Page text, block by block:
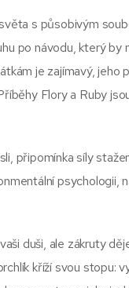
s působivým
po návodu, který by
je zajímavý, jeho
Flory a Ruby
připomínka síly
psychologii,
duši, ale zákruty
kříží svou stopu: